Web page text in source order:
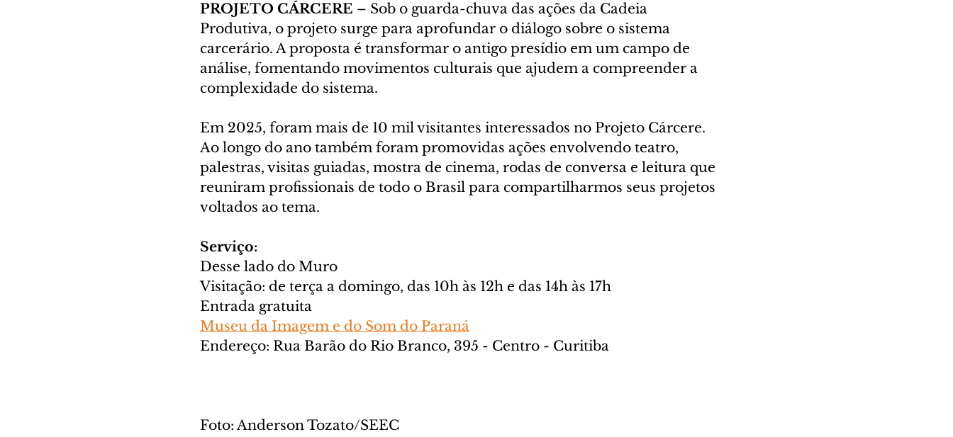
PROJETO CÁRCERE – Sob o guarda-chuva das ações da Cadeia
Produtiva, o projeto surge para aprofundar o diálogo sobre o sistema
carcerário. A proposta é transformar o antigo presídio em um campo de
análise, fomentando movimentos culturais que ajudem a compreender a
complexidade do sistema.
Em 2025, foram mais de 10 mil visitantes interessados no Projeto Cárcere.
Ao longo do ano também foram promovidas ações envolvendo teatro,
palestras, visitas guiadas, mostra de cinema, rodas de conversa e leitura que
reuniram profissionais de todo o Brasil para compartilharmos seus projetos
voltados ao tema.
Serviço:
Desse lado do Muro
Visitação: de terça a domingo, das 10h às 12h e das 14h às 17h
Entrada gratuita
Museu da Imagem e do Som do Paraná
Endereço: Rua Barão do Rio Branco, 395 - Centro - Curitiba
Foto: Anderson Tozato/SEEC